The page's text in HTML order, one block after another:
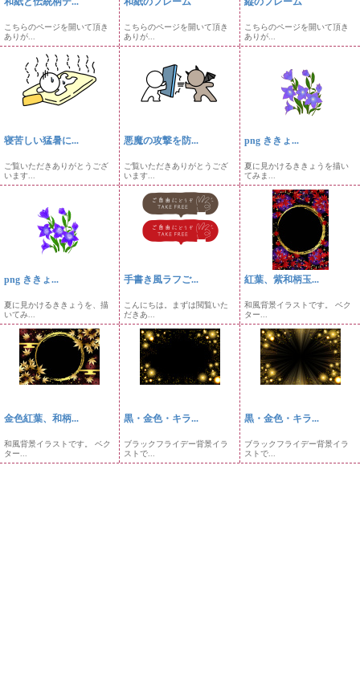
こちらのページを開いて頂き
ありが...
こちらのページを開いて頂き
ありが...
こちらのページを開いて頂き
ありが...
寝苦しい猛暑に...
ご覧いただきありがとうござ
います...
悪魔の攻撃を防...
ご覧いただきありがとうござ
います...
png ききょ...
夏に見かけるききょうを描い
てみま...
png ききょ...
夏に見かけるききょうを、描
いてみ...
手書き風ラフご...
こんにちは。まずは閲覧いた
だきあ...
紅葉、紫和柄玉...
和風背景イラストです。 ベク
ター...
金色紅葉、和柄...
和風背景イラストです。 ベク
ター...
黒・金色・キラ...
ブラックフライデー背景イラ
ストで...
黒・金色・キラ...
ブラックフライデー背景イラ
ストで...